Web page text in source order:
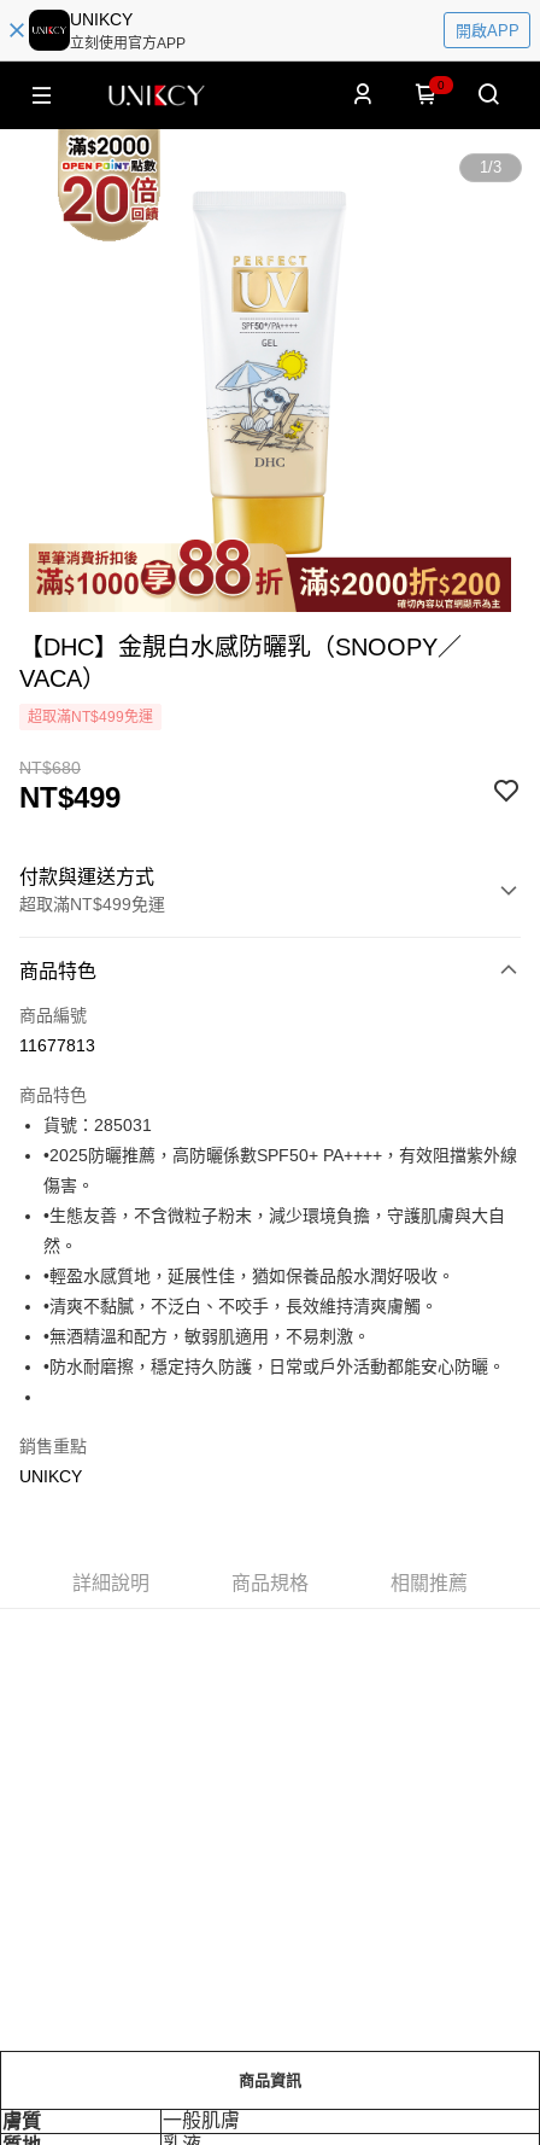
UNIKCY
立刻使用官方APP
開啟APP
0
1/3
【DHC】金靚白水感防曬乳（SNOOPY／
VACA）
超取滿NT$499免運
NT$680
NT$499
付款與運送方式
超取滿NT$499免運
icash Pay
信用卡一次付款
LINE Pay
Apple Pay
街口支付
悠遊付
Google Pay
運送方式
7-11取貨付款［需3-5個工作天不含預購商品］
付款後7-11取貨［需3-5個工作天不含預購商品］
每筆NT$100，滿NT$799(含以上)免運費
商品特色
商品編號
11677813
商品特色
貨號：285031
•2025防曬推薦，高防曬係數SPF50+ PA++++，有效阻擋紫外線
傷害。
•生態友善，不含微粒子粉末，減少環境負擔，守護肌膚與大自
然。
•輕盈水感質地，延展性佳，猶如保養品般水潤好吸收。
•清爽不黏膩，不泛白、不咬手，長效維持清爽膚觸。
•無酒精溫和配方，敏弱肌適用，不易刺激。
•防水耐磨擦，穩定持久防護，日常或戶外活動都能安心防曬。
銷售重點
UNIKCY
詳細說明 商品規格 相關推薦
商品資訊
膚質
一般肌膚